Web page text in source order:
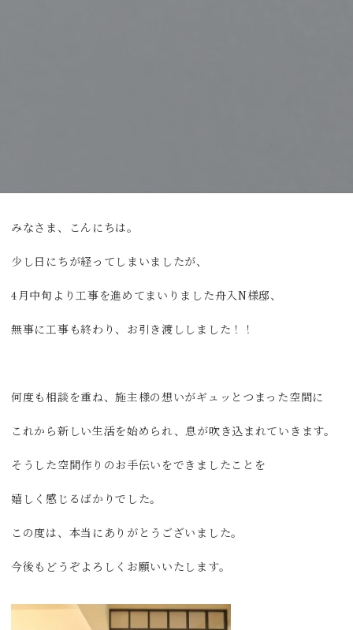
みなさま、こんにちは。
少し日にちが経ってしまいましたが、
4月中旬より工事を進めてまいりました舟入N様邸、
無事に工事も終わり、お引き渡ししました！！
何度も相談を重ね、施主様の想いがギュッとつまった空間に
これから新しい生活を始められ、息が吹き込まれていきます。
そうした空間作りのお手伝いをできましたことを
嬉しく感じるばかりでした。
この度は、本当にありがとうございました。
今後もどうぞよろしくお願いいたします。